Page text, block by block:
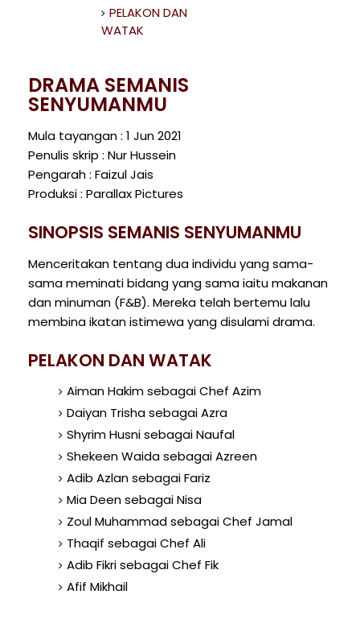
PELAKON DAN
WATAK
DRAMA SEMANIS
SENYUMANMU
Mula tayangan : 1 Jun 2021
Penulis skrip : Nur Hussein
Pengarah : Faizul Jais
Produksi : Parallax Pictures
SINOPSIS SEMANIS SENYUMANMU
Menceritakan tentang dua individu yang sama-
sama meminati bidang yang sama iaitu makanan
dan minuman (F&B). Mereka telah bertemu lalu
membina ikatan istimewa yang disulami drama.
PELAKON DAN WATAK
Aiman Hakim sebagai Chef Azim
Daiyan Trisha sebagai Azra
Shyrim Husni sebagai Naufal
Shekeen Waida sebagai Azreen
Adib Azlan sebagai Fariz
Mia Deen sebagai Nisa
Zoul Muhammad sebagai Chef Jamal
Thaqif sebagai Chef Ali
Adib Fikri sebagai Chef Fik
Afif Mikhail